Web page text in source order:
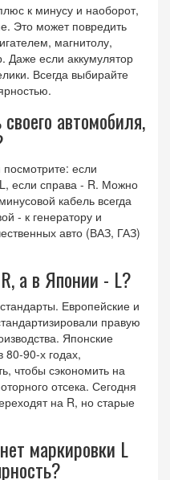
к минусу и наоборот,
Это может повредить
магнитолу,
Даже если аккумулятор
Всегда выбирайте
автомобиля,
если
если справа - R. Можно
кабель всегда
- к генератору и
авто (ВАЗ, ГАЗ)
а в Японии - L?
Европейские и
правую
Японские
80-90-х годах,
чтобы сэкономить на
отсека. Сегодня
на R, но старые
маркировки L